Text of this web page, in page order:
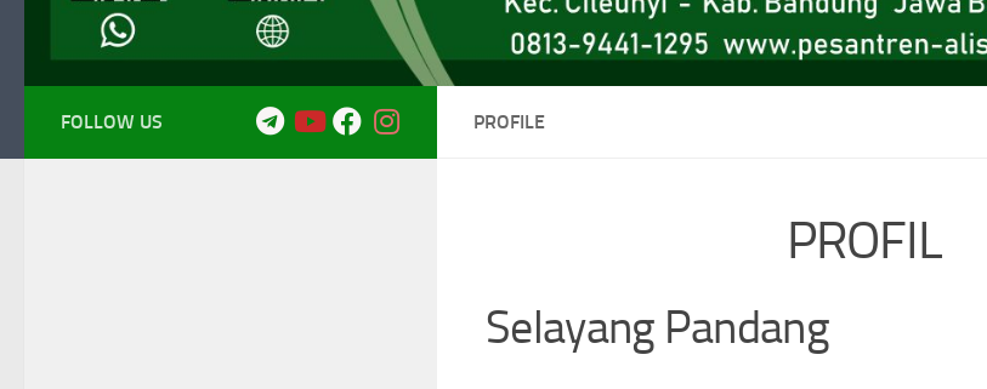
PROFILE
PROFIL
Selayang Pandang
FOLLOW US